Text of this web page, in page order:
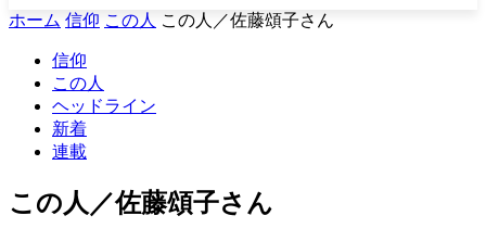
ホーム 信仰 この人 この人／佐藤頌子さん
信仰
この人
ヘッドライン
新着
連載
この人／佐藤頌子さん